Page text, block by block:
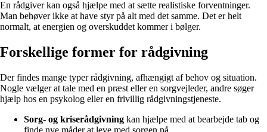
En rådgiver kan også hjælpe med at sætte realistiske forventninger.
Man behøver ikke at have styr på alt med det samme. Det er helt
normalt, at energien og overskuddet kommer i bølger.
Forskellige former for rådgivning
Der findes mange typer rådgivning, afhængigt af behov og situation.
Nogle vælger at tale med en præst eller en sorgvejleder, andre søger
hjælp hos en psykolog eller en frivillig rådgivningstjeneste.
Sorg- og kriserådgivning kan hjælpe med at bearbejde tab og
finde nye måder at leve med sorgen på.